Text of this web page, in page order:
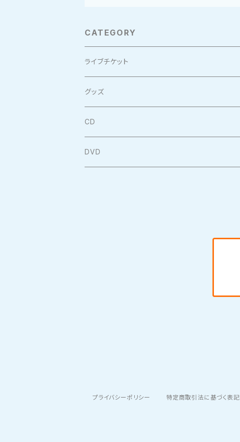
CATEGORY
ライブチケット
グッズ
CD
DVD
プライバシーポリシー 特定商取引法に基づく表記